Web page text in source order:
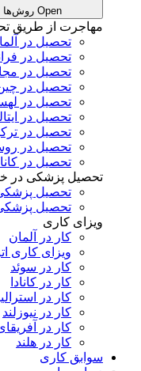
Open روش‌ها
مهاجرت از طریق
تحصیل در
تحصیل در
تحصیل در
تحصیل در
تحصیل در
تحصیل در
تحصیل در
تحصیل در
تحصیل در
تحصیل پزشکی در
تحصیل پزشکی
تحصیل
ویزای کاری
کار در آلمان
ویزای کاری
کار در سوئد
کار در کانادا
کار در
کار در نیوزلند
کار در
کار در هلند
سوابق کاری